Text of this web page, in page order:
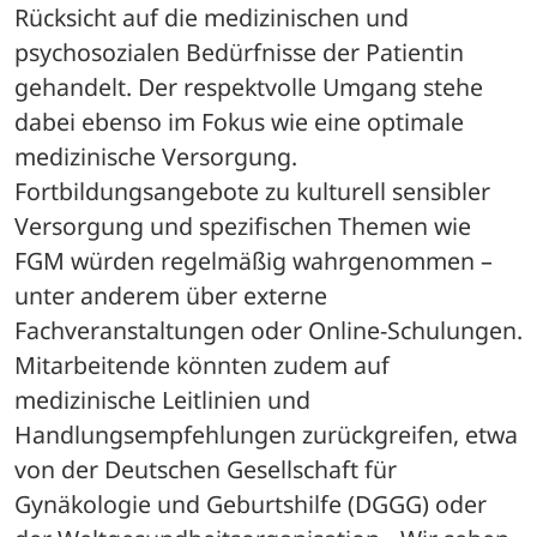
Rücksicht auf die medizinischen und
psychosozialen Bedürfnisse der Patientin
gehandelt. Der respektvolle Umgang stehe
dabei ebenso im Fokus wie eine optimale
medizinische Versorgung.
Fortbildungsangebote zu kulturell sensibler
Versorgung und spezifischen Themen wie
FGM würden regelmäßig wahrgenommen –
unter anderem über externe
Fachveranstaltungen oder Online-Schulungen.
Mitarbeitende könnten zudem auf
medizinische Leitlinien und
Handlungsempfehlungen zurückgreifen, etwa
von der Deutschen Gesellschaft für
Gynäkologie und Geburtshilfe (DGGG) oder